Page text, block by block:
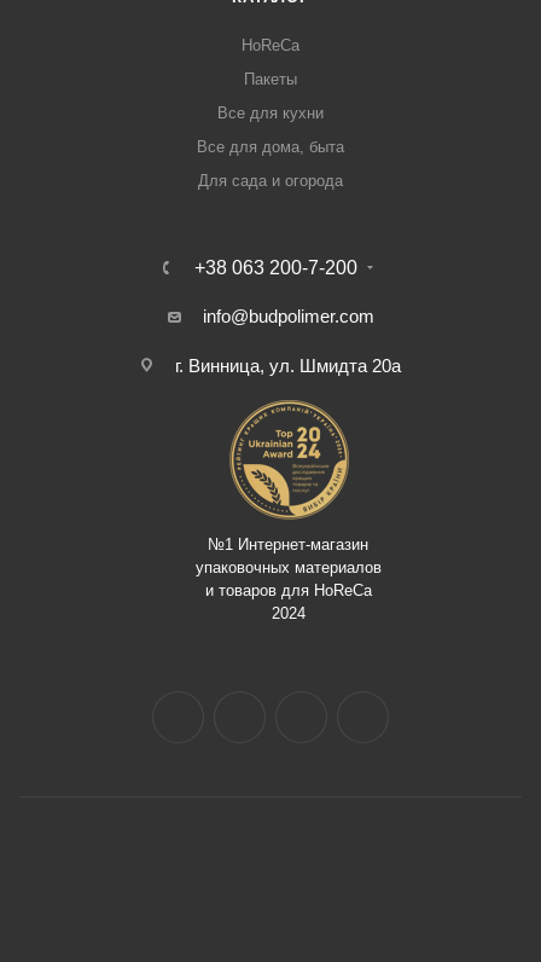
HoReCa
Пакеты
Все для кухни
Все для дома, быта
Для сада и огорода
+38 063 200-7-200
info@budpolimer.com
г. Винница, ул. Шмидта 20а
№1 Интернет-магазин
упаковочных материалов
и товаров для HoReCa
2024